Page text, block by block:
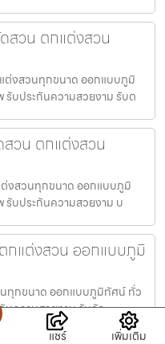
สวน ตกแต่งสวน
ต่งสวนทุกขนาด ออกแบบภูมิ
รับประกันความสวยงาม รับต
วน ตกแต่งสวน
งสวนทุกขนาด ออกแบบภูมิ
รับประกันความสวยงาม บ
กแต่งสวน ออกแบบภูมิ
ทุกขนาด ออกแบบภูมิทัศน์ ทั่ว
นความสวยงาม รับจัด
แชร์ เพิ่มเติม